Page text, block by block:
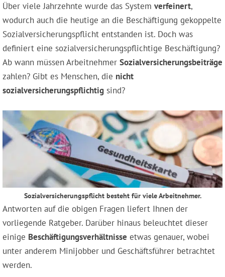
Über viele Jahrzehnte wurde das System verfeinert,
wodurch auch die heutige an die Beschäftigung gekoppelte
Sozialversicherungspflicht entstanden ist. Doch was
definiert eine sozialversicherungs­pflichtige Beschäftigung?
Ab wann müssen Arbeitnehmer Sozialversicherungsbeiträge
zahlen? Gibt es Menschen, die nicht
sozialversicherungspflichtig sind?
Sozialversicherungspflicht besteht für viele Arbeitnehmer.
Antworten auf die obigen Fragen liefert Ihnen der
vorliegende Ratgeber. Darüber hinaus beleuchtet dieser
einige Beschäftigungsverhältnisse etwas genauer, wobei
unter anderem Minijobber und Geschäftsführer betrachtet
werden.